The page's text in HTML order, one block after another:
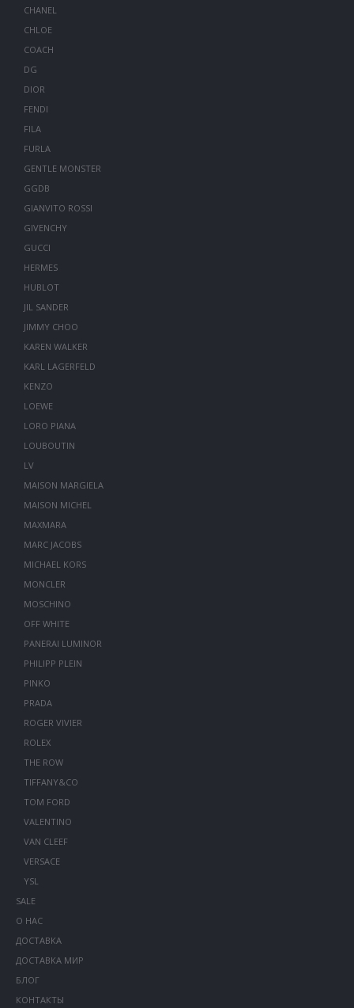
CHANEL
CHLOE
COACH
DG
DIOR
FENDI
FILA
FURLA
GENTLE MONSTER
GGDB
GIANVITO ROSSI
GIVENCHY
GUCCI
HERMES
HUBLOT
JIL SANDER
JIMMY CHOO
KAREN WALKER
KARL LAGERFELD
KENZO
LOEWE
LORO PIANA
LOUBOUTIN
LV
MAISON MARGIELA
MAISON MICHEL
MAXMARA
MARC JACOBS
MICHAEL KORS
MONCLER
MOSCHINO
OFF WHITE
PANERAI LUMINOR
PHILIPP PLEIN
PINKO
PRADA
ROGER VIVIER
ROLEX
THE ROW
TIFFANY&CO
TOM FORD
VALENTINO
VAN CLEEF
VERSACE
YSL
SALE
О НАС
ДОСТАВКА
ДОСТАВКА МИР
БЛОГ
КОНТАКТЫ